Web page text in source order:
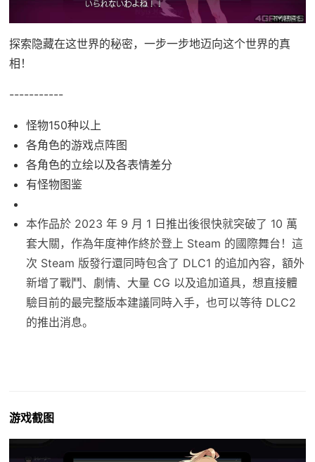
探索隐藏在这世界的秘密，一步一步地迈向这个世界的真
相！
-----------
怪物150种以上
各角色的游戏点阵图
各角色的立绘以及各表情差分
有怪物图鉴
本作品於 2023 年 9 月 1 日推出後很快就突破了 10 萬
套大關，作為年度神作終於登上 Steam 的國際舞台！這
次 Steam 版發行還同時包含了 DLC1 的追加內容，額外
新增了戰鬥、劇情、大量 CG 以及追加道具，想直接體
驗目前的最完整版本建議同時入手，也可以等待 DLC2
的推出消息。
游戏截图